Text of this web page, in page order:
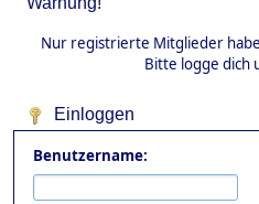
Nur registrierte Mitglieder
Bitte logge dich
Einloggen
Benutzername: